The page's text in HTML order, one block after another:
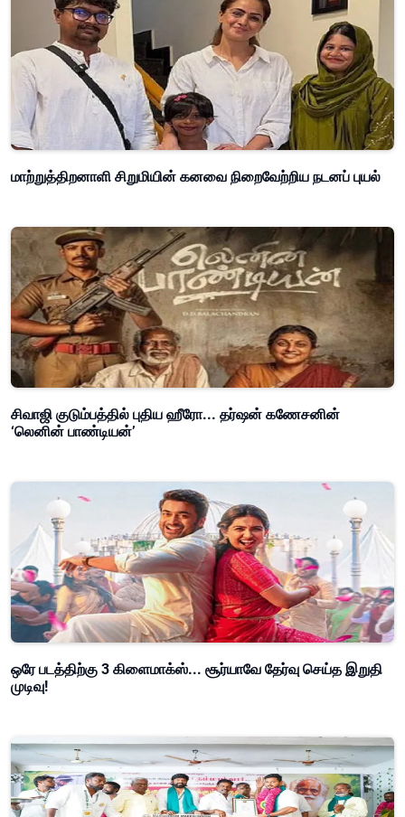
மாற்றுத்திறனாளி சிறுமியின் கனவை நிறைவேற்றிய நடனப் புயல்
சிவாஜி குடும்பத்தில் புதிய ஹீரோ... தர்ஷன் கணேசனின்
‘லெனின் பாண்டியன்’
ஒரே படத்திற்கு 3 கிளைமாக்ஸ்... சூர்யாவே தேர்வு செய்த இறுதி
முடிவு!